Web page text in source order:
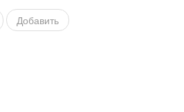
Добавить